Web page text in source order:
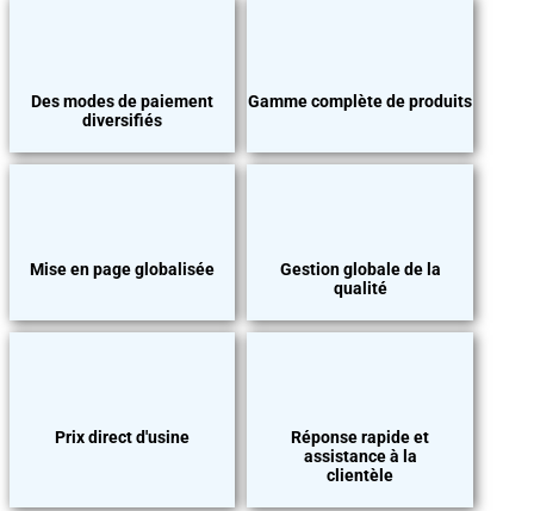
Des modes de paiement
diversifiés
Gamme complète de produits
Mise en page globalisée
Gestion globale de la
qualité
Prix direct d'usine
Réponse rapide et
assistance à la
clientèle